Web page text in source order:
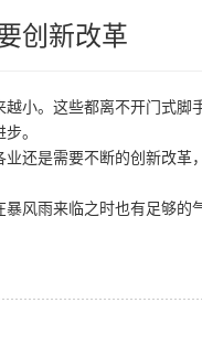
创新改革
小。这些都离不开门式脚
。
还是需要不断的创新改革
风雨来临之时也有足够的